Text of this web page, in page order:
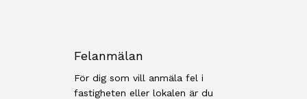
Felanmälan
För dig som vill anmäla fel i
fastigheten eller lokalen är du